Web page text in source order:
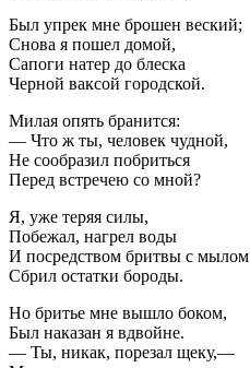
Был упрек мне брошен веский;
Снова я пошел домой,
Сапоги натер до блеска
Черной ваксой городской.
Милая опять бранится:
— Что ж ты, человек чудной,
Не сообразил побриться
Перед встречею со мной?
Я, уже теряя силы,
Побежал, нагрел воды
И посредством бритвы с мылом
Сбрил остатки бороды.
Но бритье мне вышло боком,
Был наказан я вдвойне.
— Ты, никак, порезал щеку,—